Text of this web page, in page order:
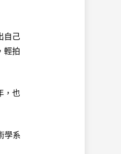
自己
輕拍
，也
學系